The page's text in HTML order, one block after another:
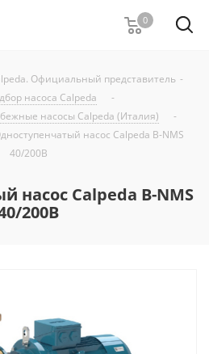
0
Официальный представитель -
насоса Calpeda
-
насосы Calpeda (Италия)
-
насос Calpeda B-NMS
40/200B
насос Calpeda B-NMS
200B